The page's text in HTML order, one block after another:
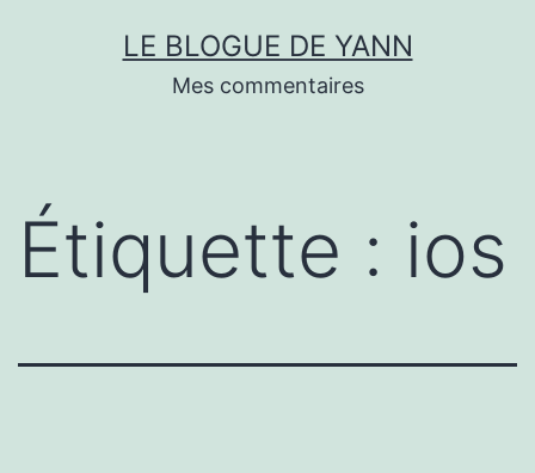
LE BLOGUE DE YANN
Mes commentaires
Étiquette : ios